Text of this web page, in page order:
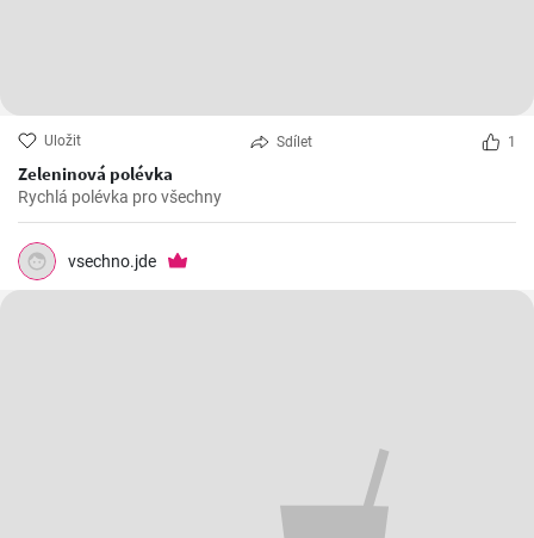
Uložit Sdílet 1
Zeleninová polévka
Rychlá polévka pro všechny
vsechno.jde